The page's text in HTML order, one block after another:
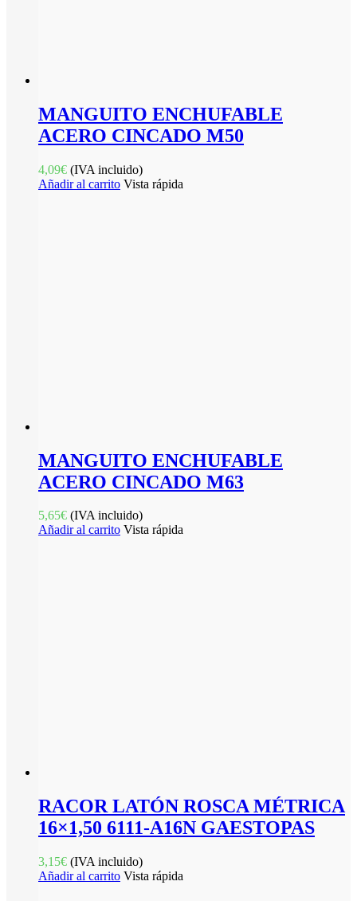
MANGUITO ENCHUFABLE
ACERO CINCADO M50
4,09€ (IVA incluido)
Añadir al carrito Vista rápida
MANGUITO ENCHUFABLE
ACERO CINCADO M63
5,65€ (IVA incluido)
Añadir al carrito Vista rápida
RACOR LATÓN ROSCA MÉTRICA
16×1,50 6111-A16N GAESTOPAS
3,15€ (IVA incluido)
Añadir al carrito Vista rápida